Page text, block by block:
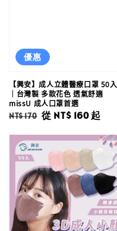
優惠
【興安】成人立體醫療口罩 50入
｜台灣製 多款花色 透氣舒適
missU 成人口罩首選
Regular
NT$ 170 Sale
從 NT$ 160起